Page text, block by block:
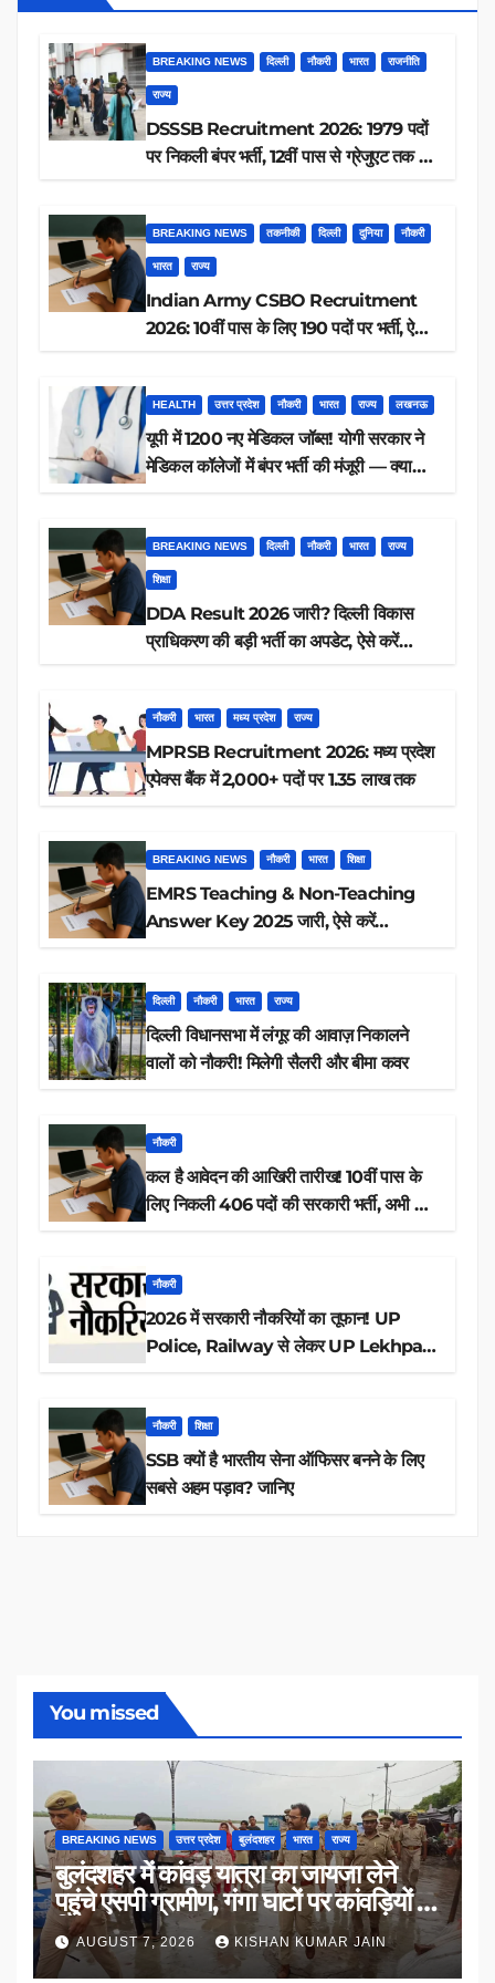
BREAKING NEWS दिल्ली नौकरी भारत राजनीति
राज्य
DSSSB Recruitment 2026: 1979 पदों
पर निकली बंपर भर्ती, 12वीं पास से ग्रेजुएट तक करें
BREAKING NEWS तकनीकी दिल्ली दुनिया नौकरी
भारत राज्य
Indian Army CSBO Recruitment
2026: 10वीं पास के लिए 190 पदों पर भर्ती, ऐसे
HEALTH उत्तर प्रदेश नौकरी भारत राज्य लखनऊ
यूपी में 1200 नए मेडिकल जॉब्स! योगी सरकार ने
मेडिकल कॉलेजों में बंपर भर्ती की मंजूरी — क्या
BREAKING NEWS दिल्ली नौकरी भारत राज्य
शिक्षा
DDA Result 2026 जारी? दिल्ली विकास
प्राधिकरण की बड़ी भर्ती का अपडेट, ऐसे करें
नौकरी भारत मध्य प्रदेश राज्य
MPRSB Recruitment 2026: मध्य प्रदेश
एपेक्स बैंक में 2,000+ पदों पर 1.35 लाख तक
BREAKING NEWS नौकरी भारत शिक्षा
EMRS Teaching & Non-Teaching
Answer Key 2025 जारी, ऐसे करें
दिल्ली नौकरी भारत राज्य
दिल्ली विधानसभा में लंगूर की आवाज़ निकालने
वालों को नौकरी! मिलेगी सैलरी और बीमा कवर
नौकरी
कल है आवेदन की आखिरी तारीख! 10वीं पास के
लिए निकली 406 पदों की सरकारी भर्ती, अभी करें
नौकरी
2026 में सरकारी नौकरियों का तूफान! UP
Police, Railway से लेकर UP Lekhpal
नौकरी शिक्षा
SSB क्यों है भारतीय सेना ऑफिसर बनने के लिए
सबसे अहम पड़ाव? जानिए
You missed
BREAKING NEWS उत्तर प्रदेश बुलंदशहर भारत राज्य
बुलंदशहर में कांवड़ यात्रा का जायजा लेने
पहुंचे एसपी ग्रामीण, गंगा घाटों पर कांवड़ियों से
किया संवाद
AUGUST 7, 2026 KISHAN KUMAR JAIN